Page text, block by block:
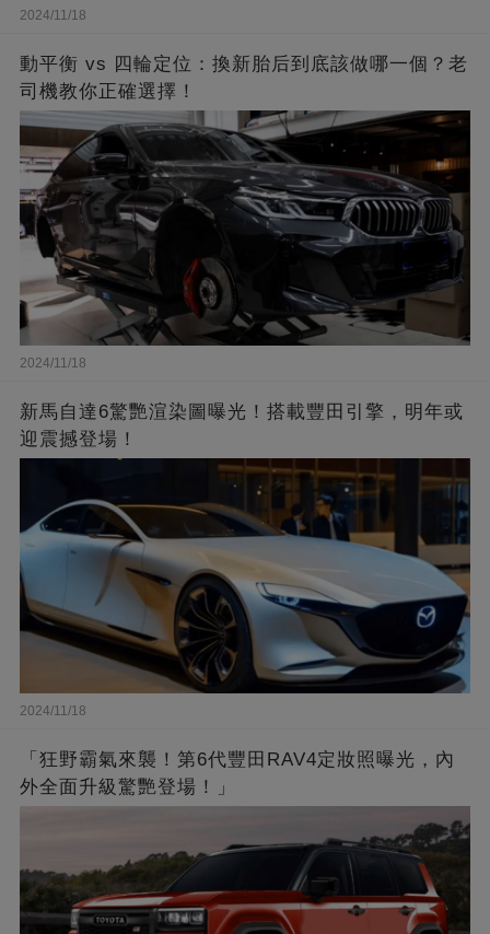
2024/11/18
動平衡 vs 四輪定位：換新胎后到底該做哪一個？老
司機教你正確選擇！
2024/11/18
新馬自達6驚艷渲染圖曝光！搭載豐田引擎，明年或
迎震撼登場！
2024/11/18
「狂野霸氣來襲！第6代豐田RAV4定妝照曝光，內
外全面升級驚艷登場！」